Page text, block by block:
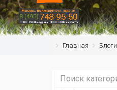
Главная Блоги